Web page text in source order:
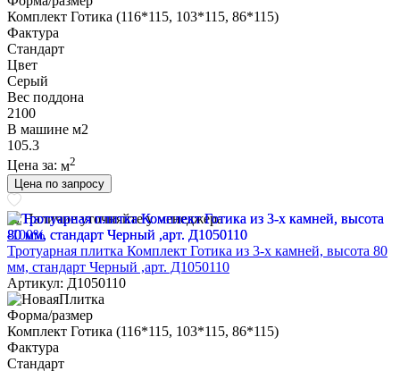
Комплект Готика (116*115, 103*115, 86*115)
Фактура
Стандарт
Цвет
Серый
Вес поддона
2100
В машине м2
105.3
Цена за: м2
Цена по запросу
Наличие уточняйте у менеджера
-100%
Тротуарная плитка Комплект Готика из 3-х камней, высота 80
мм, стандарт Черный ,арт. Д1050110
Артикул: Д1050110
Форма/размер
Комплект Готика (116*115, 103*115, 86*115)
Фактура
Стандарт